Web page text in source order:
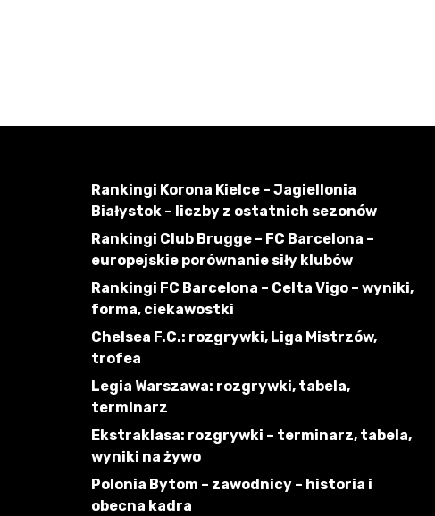
Rankingi Korona Kielce – Jagiellonia
Białystok – liczby z ostatnich sezonów
Rankingi Club Brugge – FC Barcelona –
europejskie porównanie siły klubów
Rankingi FC Barcelona – Celta Vigo – wyniki,
forma, ciekawostki
Chelsea F.C.: rozgrywki, Liga Mistrzów,
trofea
Legia Warszawa: rozgrywki, tabela,
terminarz
Ekstraklasa: rozgrywki – terminarz, tabela,
wyniki na żywo
Polonia Bytom – zawodnicy – historia i
obecna kadra